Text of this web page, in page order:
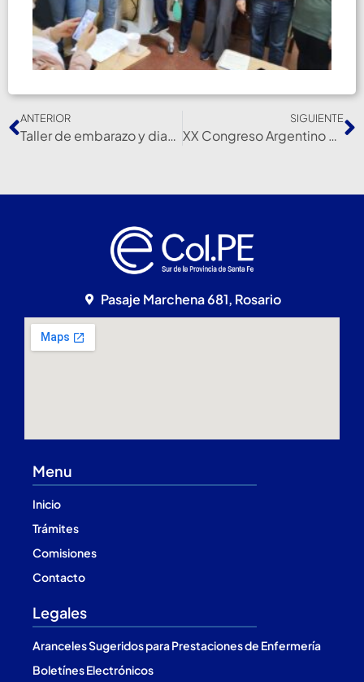
ANTERIOR
Taller de embarazo y diabetes en el Col.Pe
SIGUIENTE
XX Congreso Argentino de Quemaduras 2024
Pasaje Marchena 681, Rosario
Menu
Inicio
Trámites
Comisiones
Contacto
Legales
Aranceles Sugeridos para Prestaciones de Enfermería
Boletínes Electrónicos